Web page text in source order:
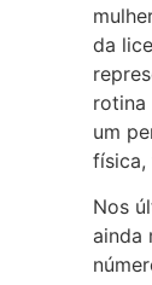
da
rotina
um
física,
Nos
ainda